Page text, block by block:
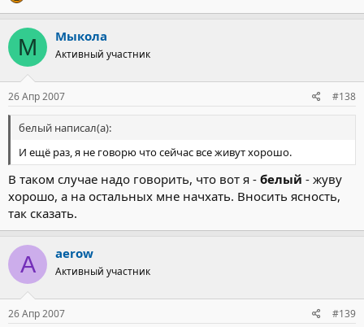
М Мыкола
Активный участник
26 Апр 2007 #138
белый написал(а):
И ещё раз, я не говорю что сейчас все живут хорошо.
В таком случае надо говорить, что вот я - белый - жуву
хорошо, а на остальных мне начхать. Вносить ясность,
так сказать.
A aerow
Активный участник
26 Апр 2007 #139